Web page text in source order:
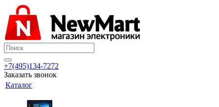
+7(495)134-7272
Заказать звонок
Каталог